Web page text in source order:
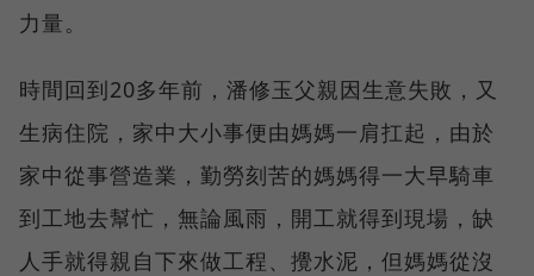
力量。
時間回到20多年前，潘修玉父親因生意失敗，又
生病住院，家中大小事便由媽媽一肩扛起，由於
家中從事營造業，勤勞刻苦的媽媽得一大早騎車
到工地去幫忙，無論風雨，開工就得到現場，缺
人手就得親自下來做工程、攪水泥，但媽媽從沒